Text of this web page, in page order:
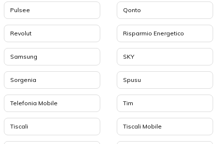
Pulsee Qonto
Revolut Risparmio Energetico
Samsung SKY
Sorgenia Spusu
Telefonia Mobile Tim
Tiscali Tiscali Mobile